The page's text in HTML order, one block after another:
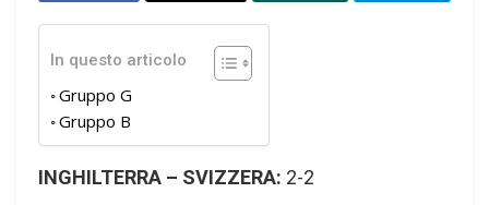
In questo articolo
Gruppo G
Gruppo B
INGHILTERRA – SVIZZERA: 2-2